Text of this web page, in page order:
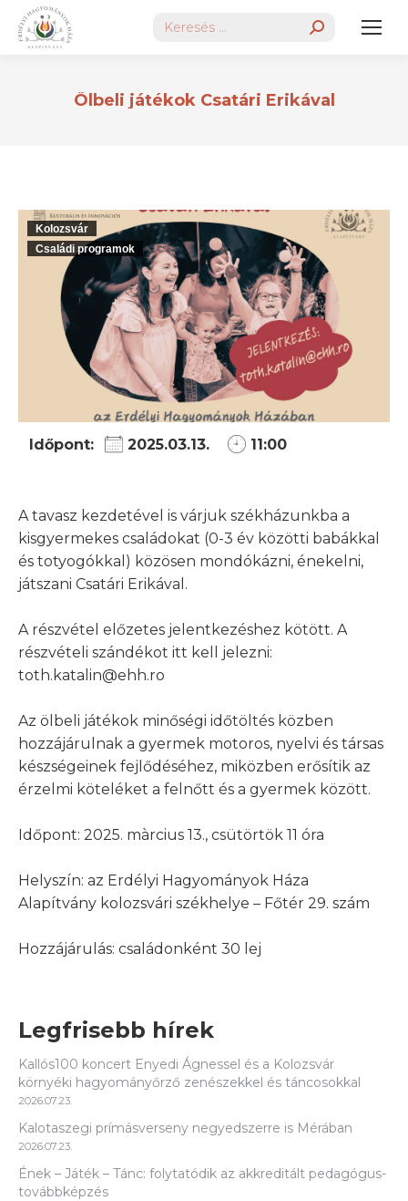
Search:
Ölbeli játékok Csatári Erikával
Kolozsvár
Családi programok
Időpont: 2025.03.13. 11:00
A tavasz kezdetével is várjuk székházunkba a
kisgyermekes családokat (0-3 év közötti babákkal
és totyogókkal) közösen mondókázni, énekelni,
játszani Csatári Erikával.
A részvétel előzetes jelentkezéshez kötött. A
részvételi szándékot itt kell jelezni:
toth.katalin@ehh.ro
Az ölbeli játékok minőségi időtöltés közben
hozzájárulnak a gyermek motoros, nyelvi és társas
készségeinek fejlődéséhez, miközben erősítik az
érzelmi köteléket a felnőtt és a gyermek között.
Időpont: 2025. màrcius 13., csütörtök 11 óra
Helyszín: az Erdélyi Hagyományok Háza
Alapítvány kolozsvári székhelye – Főtér 29. szám
Hozzájárulás: családonként 30 lej
Legfrisebb hírek
Kallós100 koncert Enyedi Ágnessel és a Kolozsvár
környéki hagyományőrző zenészekkel és táncosokkal
2026.07.23.
Kalotaszegi prímásverseny negyedszerre is Mérában
2026.07.23.
Ének – Játék – Tánc: folytatódik az akkreditált pedagógus-
továbbképzés